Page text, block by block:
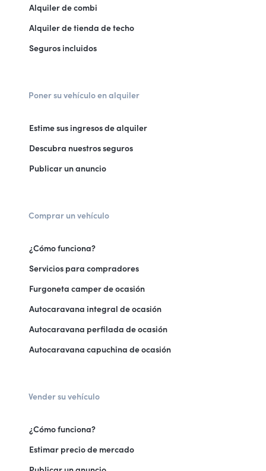
Alquiler de combi
Alquiler de tienda de techo
Seguros incluidos
Poner su vehículo en alquiler
Estime sus ingresos de alquiler
Descubra nuestros seguros
Publicar un anuncio
Comprar un vehículo
¿Cómo funciona?
Servicios para compradores
Furgoneta camper de ocasión
Autocaravana integral de ocasión
Autocaravana perfilada de ocasión
Autocaravana capuchina de ocasión
Vender su vehículo
¿Cómo funciona?
Estimar precio de mercado